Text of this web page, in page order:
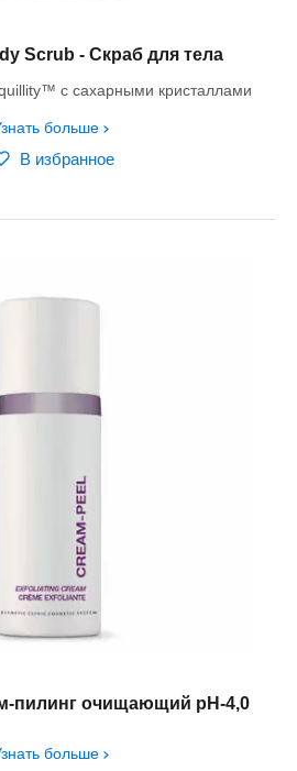
Scrub - Скраб для тела
с сахарными кристаллами
больше
В избранное
пилинг очищающий рH-4,0
больше